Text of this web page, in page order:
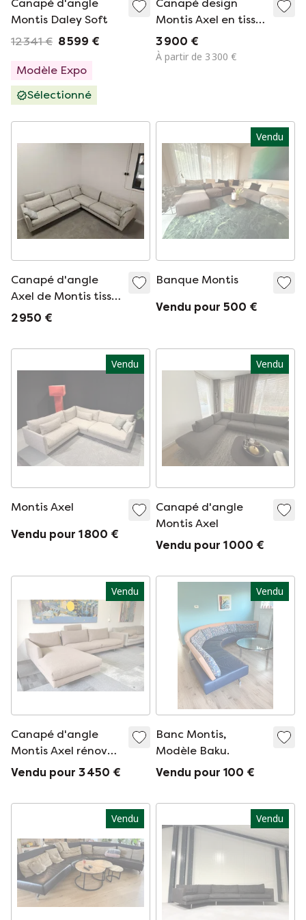
Canapé d'angle
Montis Daley Soft
12 341 € 8 599 €
Modèle Expo
Sélectionné
Canapé design
Montis Axel en tissu
gris en excellent
état !
3 900 €
À partir de 3 300 €
Canapé d'angle
Axel de Montis tissu
shift en laine beige
2 950 €
Vendu
Banque Montis
Vendu pour 500 €
Vendu
Montis Axel
Vendu pour 1 800 €
Vendu
Canapé d'angle
Montis Axel
Vendu pour 1 000 €
Vendu
Canapé d'angle
Montis Axel rénové
brun
Vendu pour 3 450 €
Vendu
Banc Montis,
Modèle Baku.
Vendu pour 100 €
Vendu Vendu